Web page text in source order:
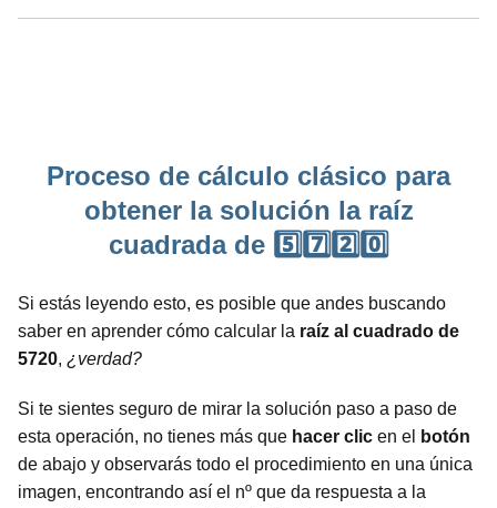
Proceso de cálculo clásico para
obtener la solución la raíz
cuadrada de 5️⃣7️⃣2️⃣0️⃣
Si estás leyendo esto, es posible que andes buscando
saber en aprender cómo calcular la raíz al cuadrado de
5720, ¿verdad?
Si te sientes seguro de mirar la solución paso a paso de
esta operación, no tienes más que hacer clic en el
botón
de abajo y observarás todo el procedimiento en una única
imagen, encontrando así el nº que da respuesta a la